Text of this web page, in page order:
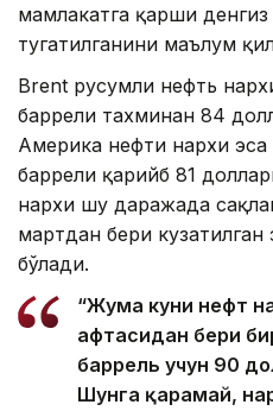
мамлакатга қарши
тугатилганини маълум
Brent русумли нефть
баррели тахминан 84
Америка нефти нархи
баррели қарийб 81
нархи шу даражада
мартдан бери кузатилган
бўлади.
“Жума куни нефт
ҳафтасидан бери
баррель учун 90
Шунга қарамай,